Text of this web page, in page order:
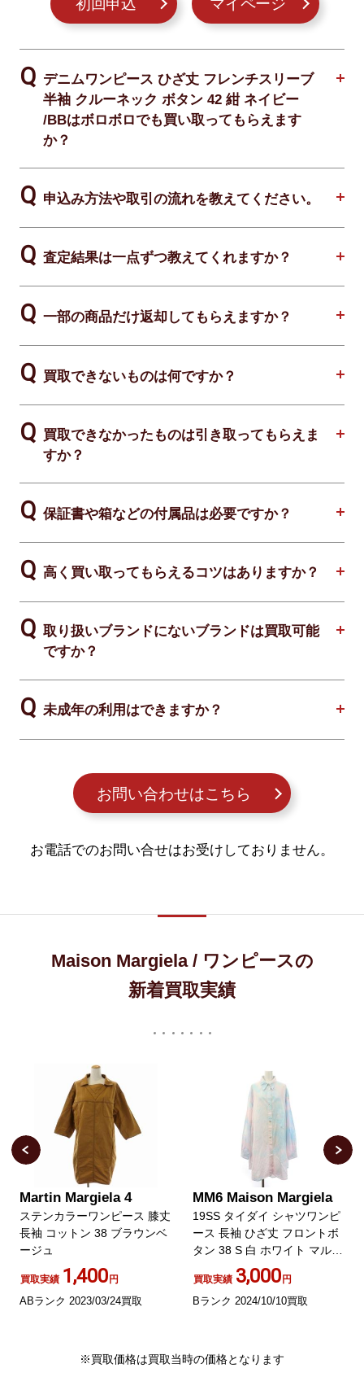
初回申込 マイページ
デニムワンピース ひざ丈 フレンチスリーブ
半袖 クルーネック ボタン 42 紺 ネイビー
/BBはボロボロでも買い取ってもらえます
か？
申込み方法や取引の流れを教えてください。
査定結果は一点ずつ教えてくれますか？
一部の商品だけ返却してもらえますか？
買取できないものは何ですか？
買取できなかったものは引き取ってもらえま
すか？
保証書や箱などの付属品は必要ですか？
高く買い取ってもらえるコツはありますか？
取り扱いブランドにないブランドは買取可能
ですか？
未成年の利用はできますか？
お問い合わせはこちら
お電話でのお問い合せはお受けしておりません。
Maison Margiela / ワンピースの
新着買取実績
Martin Margiela 4
ステンカラーワンピース 膝丈
長袖 コットン 38 ブラウンベ
ージュ
買取実績 1,400円
ABランク 2023/03/24買取
MM6 Maison Margiela
19SS タイダイ シャツワンピ
ース 長袖 ひざ丈 フロントボ
タン 38 S 白 ホワイト マルチ
買取実績 3,000円
Bランク 2024/10/10買取
※買取価格は買取当時の価格となります